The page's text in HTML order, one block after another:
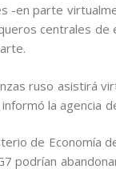
-en parte
centrales
ruso asistirá
la agencia
de Economía
podrían